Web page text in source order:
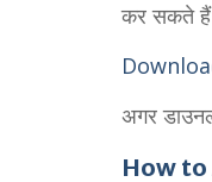
कर सकते हैं
अगर
How to